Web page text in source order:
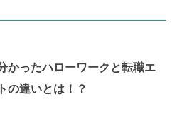
かったハローワークと転職エ
の違いとは！？